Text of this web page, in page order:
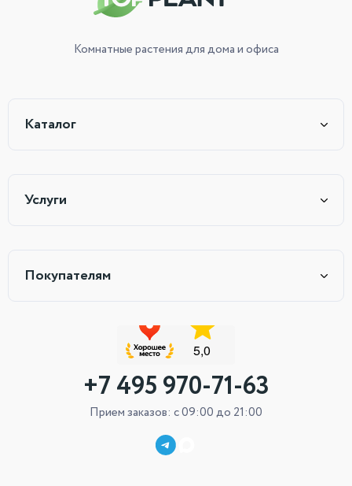
Комнатные растениядля дома и офиса
Каталог
Услуги
Покупателям
+7 495 970-71-63
Прием заказов: с 09:00 до 21:00